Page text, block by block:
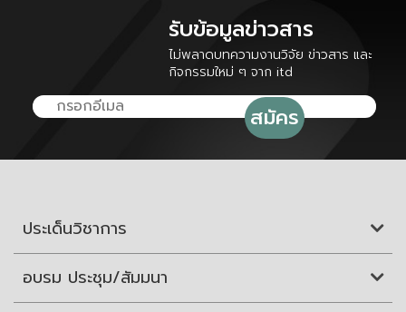
รับข้อมูลข่าวสาร
ไม่พลาดบทความงานวิจัย ข่าวสาร และ
กิจกรรมใหม่ ๆ จาก itd
ประเด็นวิชาการ
อบรม ประชุม/สัมมนา